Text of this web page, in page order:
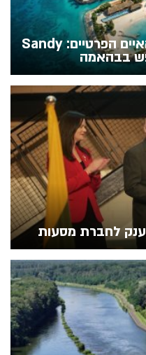
MSC מרחיבה את חוויית האיים הפרטיים: Sandy
לחברת מסעות